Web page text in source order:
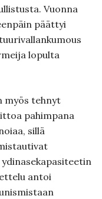
Vuonna
päättyi
lopulta
myös tehnyt
pahimpana
sillä
antoi